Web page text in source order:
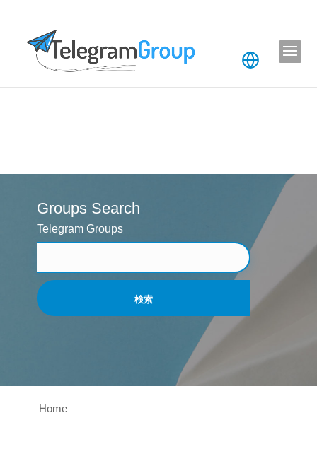
Groups Search
Telegram Groups
Home